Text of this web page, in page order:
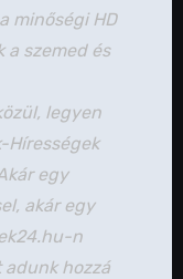
minőségi HD
a szemed és
legyen
Hírességek
egy
akár egy
n
hozzá